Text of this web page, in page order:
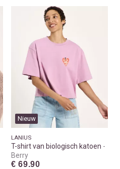
Nieuw
LANIUS
T-shirt van biologisch katoen
Berry
€ 69.90